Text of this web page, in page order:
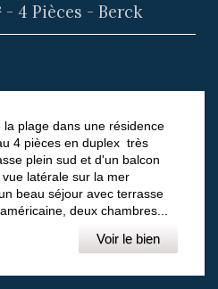
- 4 Pièces - Berck
plage dans une résidence
4 pièces en duplex très
plein sud et d'un balcon
latérale sur la mer
beau séjour avec terrasse
deux chambres...
Voir le bien